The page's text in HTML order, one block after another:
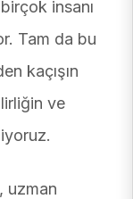
insanı
Tam da bu
kaçışın
ve
, uzman